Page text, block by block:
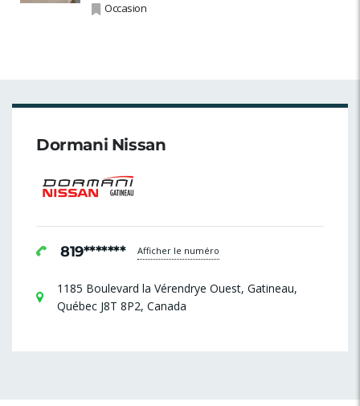
Occasion
Dormani Nissan
819******* Afficher le numéro
1185 Boulevard la Vérendrye Ouest, Gatineau,
Québec J8T 8P2, Canada